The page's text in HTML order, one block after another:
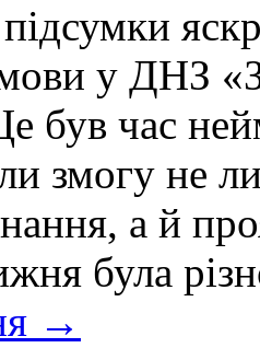
мови у ДНЗ
був час
змогу не
а й
була
→